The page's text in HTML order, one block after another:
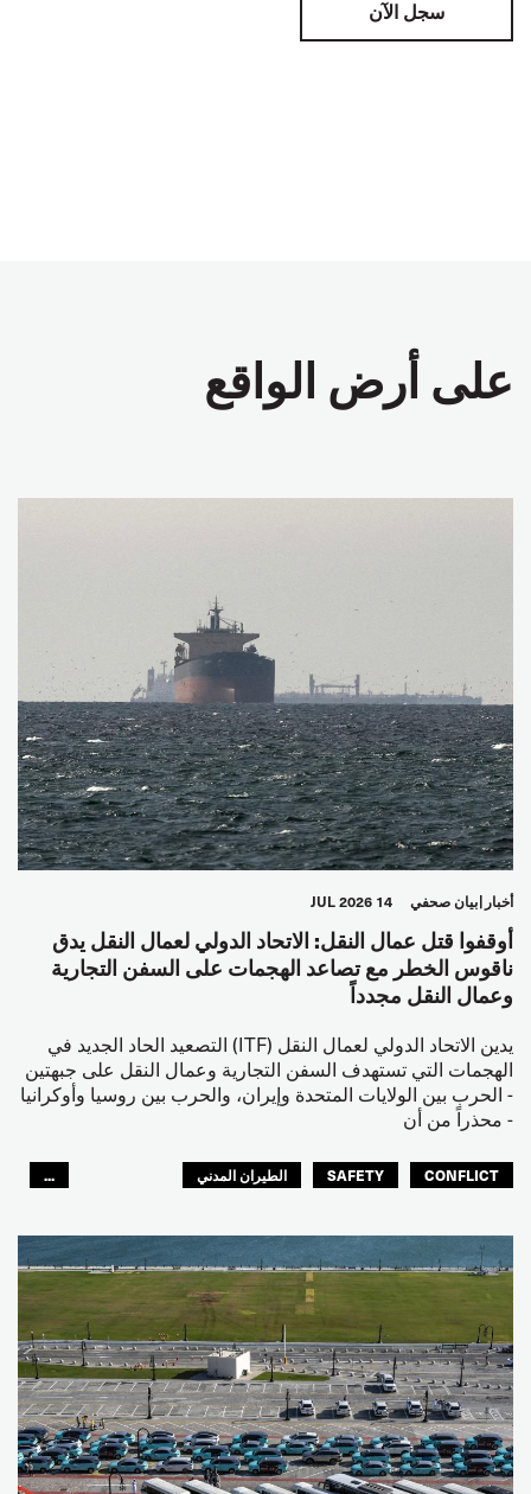
سجل الآن
على أرض الواقع
أخبار بيان صحفي 14 JUL 2026
أوقفوا قتل عمال النقل: الاتحاد الدولي لعمال النقل يدق
ناقوس الخطر مع تصاعد الهجمات على السفن التجارية
وعمال النقل مجدداً
يدين الاتحاد الدولي لعمال النقل (ITF) التصعيد الحاد الجديد في
الهجمات التي تستهدف السفن التجارية وعمال النقل على جبهتين
- الحرب بين الولايات المتحدة وإيران، والحرب بين روسيا وأوكرانيا
- محذراً من أن
CONFLICT
SAFETY
الطيران المدني
...